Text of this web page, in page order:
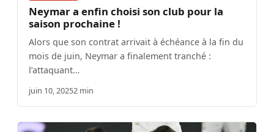
Neymar a enfin choisi son club pour la
saison prochaine !
Alors que son contrat arrivait à échéance à la fin du
mois de juin, Neymar a finalement tranché :
l’attaquant…
juin 10, 20252 min